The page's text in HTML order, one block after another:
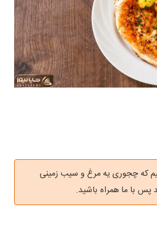
که چجوری یه مرغ و سیب زمینی
با ما همراه باشید.